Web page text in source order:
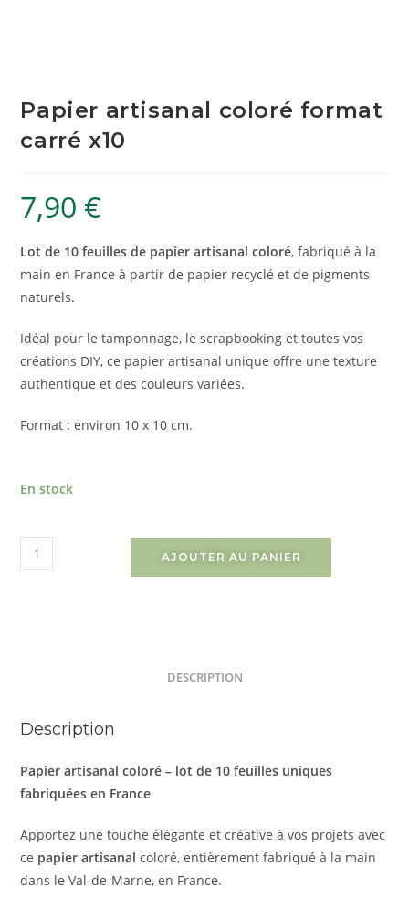
Papier artisanal coloré format
carré x10
7,90 €
Lot de 10 feuilles de papier artisanal coloré, fabriqué à la
main en France à partir de papier recyclé et de pigments
naturels.
Idéal pour le tamponnage, le scrapbooking et toutes vos
créations DIY, ce papier artisanal unique offre une texture
authentique et des couleurs variées.
Format : environ 10 x 10 cm.
En stock
AJOUTER AU PANIER
DESCRIPTION
Description
Papier artisanal coloré – lot de 10 feuilles uniques
fabriquées en France
Apportez une touche élégante et créative à vos projets avec
ce papier artisanal coloré, entièrement fabriqué à la main
dans le Val-de-Marne, en France.